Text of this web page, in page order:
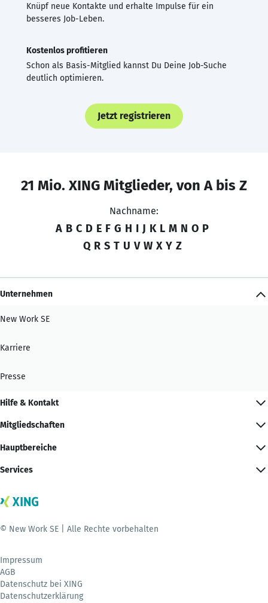
Knüpf neue Kontakte und erhalte Impulse für ein
besseres Job-Leben.
Kostenlos profitieren
Schon als Basis-Mitglied kannst Du Deine Job-Suche
deutlich optimieren.
Jetzt registrieren
21 Mio. XING Mitglieder, von A bis Z
Nachname:
A B C D E F G H I J K L M N O P
Q R S T U V W X Y Z
Unternehmen
New Work SE
Karriere
Presse
Hilfe & Kontakt
Mitgliedschaften
Hauptbereiche
Services
© New Work SE | Alle Rechte vorbehalten
Impressum
AGB
Datenschutz bei XING
Datenschutzerklärung